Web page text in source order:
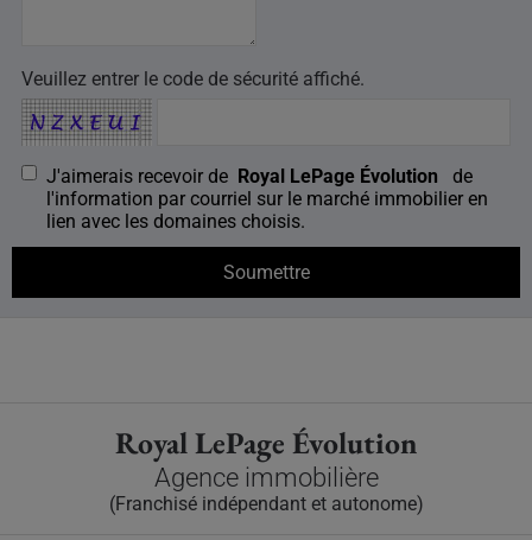
Veuillez entrer le code de sécurité affiché.
J'aimerais recevoir de Royal LePage Évolution
de
l'information par courriel sur le marché immobilier en
lien avec les domaines choisis.
Royal LePage Évolution
Agence immobilière
(Franchisé indépendant et autonome)